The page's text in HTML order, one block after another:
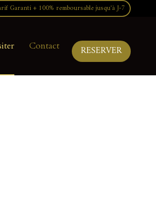
Garanti + 100% remboursable jusqu'à J-7
Contact RESERVER